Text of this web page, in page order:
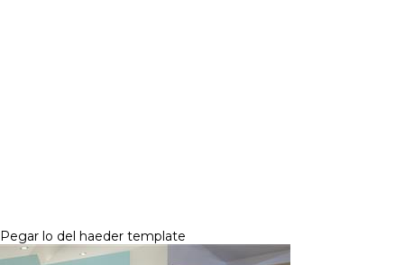
Pegar lo del haeder template